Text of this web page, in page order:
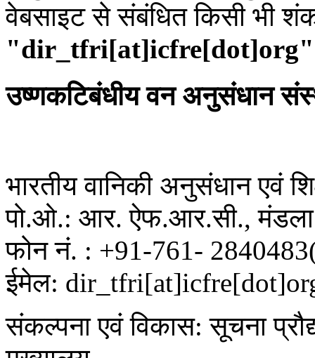
वेबसाइट से संबंधित किसी भी
"dir_tfri[at]icfre[dot]org"
उष्णकटिबंधीय वन अनुसंधान
भारतीय वानिकी अनुसंधान एवं
पो.ओ.: आर. ऐफ.आर.सी., मंडला
फोन नं. : +91-761-
ईमेल:
संकल्पना एवं विकास: सूचना